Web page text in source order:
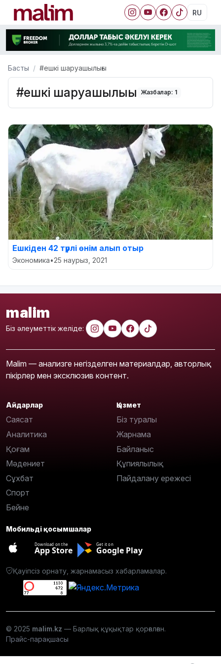
RU
Басты #ешкі шаруашылығы
#ешкі шаруашылығы Жазбалар: 1
Ешкіден 42 түрлі өнім алып отыр
Экономика•25 наурыз, 2021
malim
Біз әлеуметтік желіде:
Malim — анализге негізделген материалдар, авторлық
пікірлер мен эксклюзив контент.
Айдарлар
Саясат
Аналитика
Қоғам
Мәдениет
Сұхбат
Спорт
Бейне
Қызмет
Біз туралы
Жарнама
Байланыс
Құпиялылық
Пайдалану ережесі
Мобильді қосымшалар
Download on the
App Store
Get it on
Google Play
Қауіпсіз орнату, жарнамасыз хабарламалар.
© 2025 malim.kz — Барлық құқықтар қорғалған.
Прайс-парақшасы